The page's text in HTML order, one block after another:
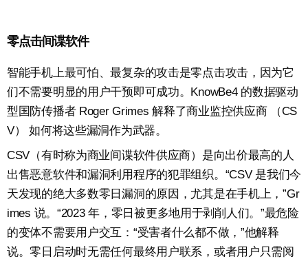
零点击间谍软件
智能手机上最可怕、最复杂的攻击是零点击攻击，因为它
们不需要明显的用户干预即可成功。KnowBe4 的数据驱动
型国防传播者 Roger Grimes 解释了商业监控供应商 （CS
V） 如何将这些漏洞作为武器。
CSV（有时称为商业间谍软件供应商）是向出价最高的人
出售恶意软件和漏洞利用程序的犯罪组织。“CSV 是我们今
天发现的绝大多数零日漏洞的原因，尤其是在手机上，”Gr
imes 说。“2023 年，零日被更多地用于剥削人们。”最危险
的变体不需要用户交互：“受害者什么都不做，”他解释
说。零日启动时无需任何最终用户联系，或者用户只需阅